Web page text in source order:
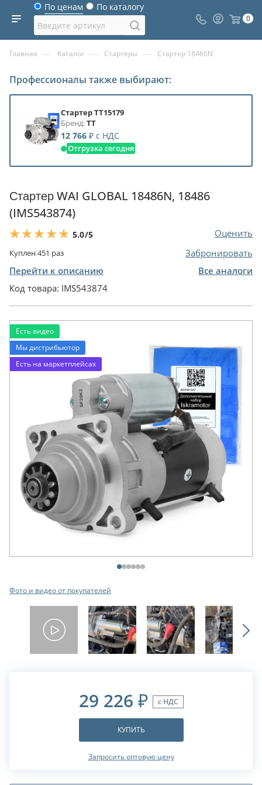
По ценам По каталогу
0
Главная — Каталог — Стартеры — Стартер 18486N
Профессионалы также выбирают:
Стартер TT15179
Бренд:TT
12 766 ₽ с НДС
Отгрузка сегодня
Стартер WAI GLOBAL 18486N, 18486
(IMS543874)
5.0/5 Оценить
Куплен451 раз
Забронировать
Перейти к описанию
Все аналоги
Код товара: IMS543874
Есть видео
Мы дистрибьютор
Есть на маркетплейсах
Фото и видео от покупателей
29 226 ₽ с НДС
КУПИТЬ
Запросить оптовую цену